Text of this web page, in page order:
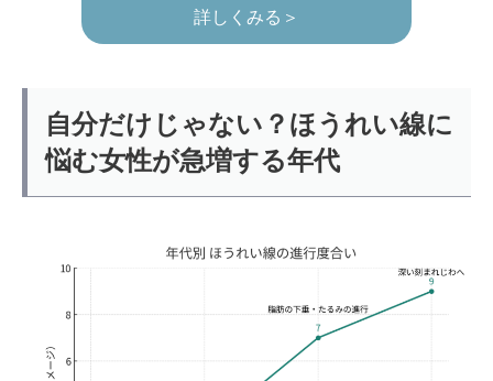
詳しくみる＞
自分だけじゃない？ほうれい線に
悩む女性が急増する年代